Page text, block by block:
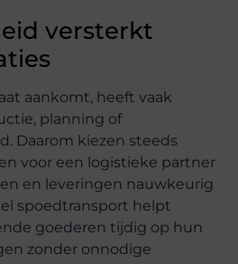
versterkt
aankomt, heeft vaak
planning of
Daarom kiezen steeds
voor een logistieke partner
en leveringen nauwkeurig
spoedtransport helpt
goederen tijdig op hun
zonder onnodige